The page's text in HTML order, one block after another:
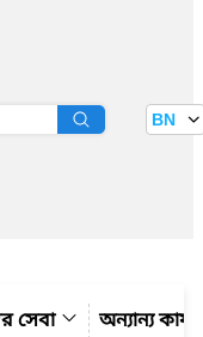
BN
সেবা অন্যান্য